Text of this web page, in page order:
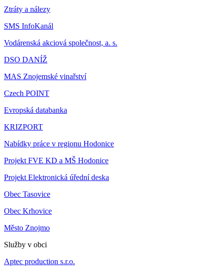
Ztráty a nálezy
SMS InfoKanál
Vodárenská akciová společnost, a. s.
DSO DANÍŽ
MAS Znojemské vinařství
Czech POINT
Evropská databanka
KRIZPORT
Nabídky práce v regionu Hodonice
Projekt FVE KD a MŠ Hodonice
Projekt Elektronická úřední deska
Obec Tasovice
Obec Krhovice
Město Znojmo
Služby v obci
Aptec production s.r.o.